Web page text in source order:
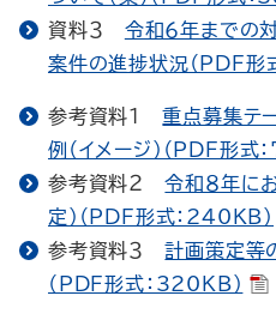
資料３ 令和６年までの
案件の進捗状況（PDF形
参考資料１重点募集テ
例（イメージ）（PDF形式
参考資料２令和８年に
定）（PDF形式：240KB）
参考資料３計画策定等
（PDF形式：320KB）